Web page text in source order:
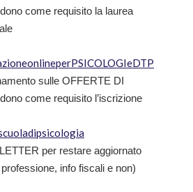
come requisito la laurea
sulle OFFERTE DI
come requisito l’iscrizione
per restare aggiornato
info fiscali e non)